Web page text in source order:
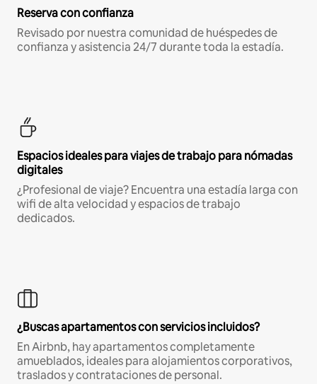
Reserva con confianza
Revisado por nuestra comunidad de huéspedes de
confianza y asistencia 24/7 durante toda la estadía.
Espacios ideales para viajes de trabajo para nómadas
digitales
¿Profesional de viaje? Encuentra una estadía larga con
wifi de alta velocidad y espacios de trabajo
dedicados.
¿Buscas apartamentos con servicios incluidos?
En Airbnb, hay apartamentos completamente
amueblados, ideales para alojamientos corporativos,
traslados y contrataciones de personal.